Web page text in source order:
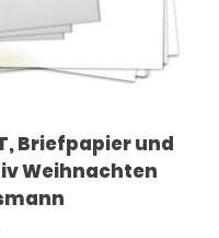
Briefpapier und
Weihnachten